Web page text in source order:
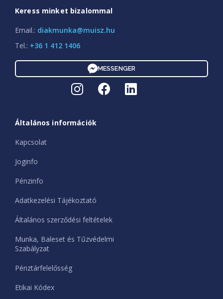
Keress minket bizalommal
Email.: diakmunka@muisz.hu
Tel.: +36 1 412 1406
MESSENGER
Általános információk
Kapcsolat
Joginfo
Pénzinfo
Adatkezelési Tájékoztató
Általános szerződési feltételek
Munka, Baleset és Tűzvédelmi
Szabályzat
Pénztárfelelősség
Etikai Kódex